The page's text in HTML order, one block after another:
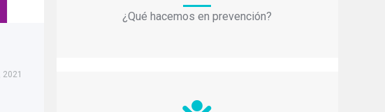
¿Qué hacemos en prevención?